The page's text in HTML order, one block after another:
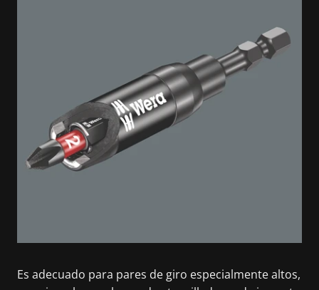
Es adecuado para pares de giro especialmente altos,